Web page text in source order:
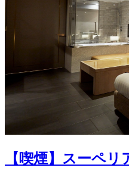
【喫煙】スーペ